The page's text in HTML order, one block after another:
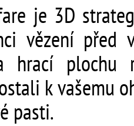
je 3D
vězení před
hrací plochu
k vašemu
pasti.